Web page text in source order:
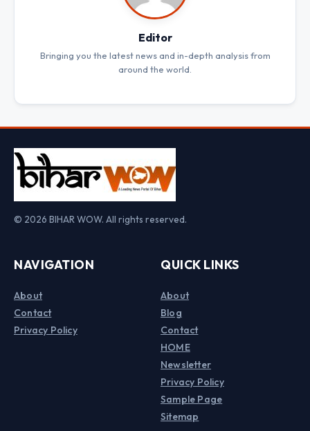
Editor
Bringing you the latest news and in-depth analysis from
around the world.
© 2026 BIHAR WOW. All rights reserved.
NAVIGATION
About
Contact
Privacy Policy
QUICK LINKS
About
Blog
Contact
HOME
Newsletter
Privacy Policy
Sample Page
Sitemap